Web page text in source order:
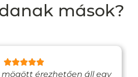
mások?
mögött érezhetően áll egy